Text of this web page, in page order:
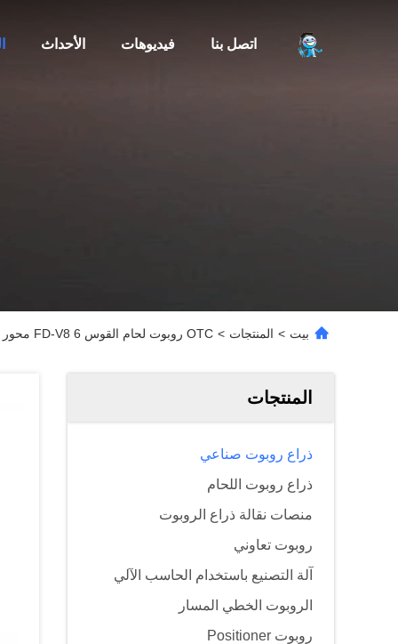
الأحداث فيديوهات اتصل بنا
بيت > المنتجات > OTC روبوت لحام القوس FD-V8 6 محور ماج tig mig روبوت لحام مع مصدر لحام DM350 وموضع CNGBS
المنتجات
ذراع روبوت صناعي
ذراع روبوت اللحام
منصات نقالة ذراع الروبوت
روبوت تعاوني
آلة التصنيع باستخدام الحاسب الآلي
الروبوت الخطي المسار
روبوت Positioner